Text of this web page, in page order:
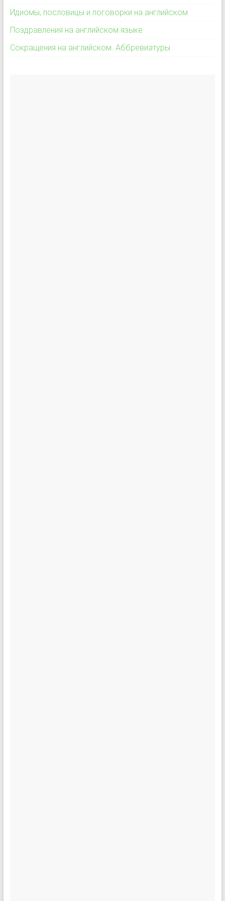
Идиомы, пословицы и поговорки на английском
Поздравления на английском языке
Сокращения на английском. Аббревиатуры